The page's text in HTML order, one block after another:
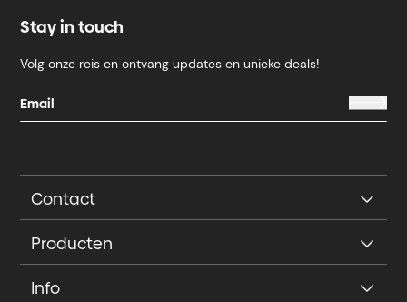
Stay in touch
Volg onze reis en ontvang updates en unieke deals!
Contact
Producten
Info